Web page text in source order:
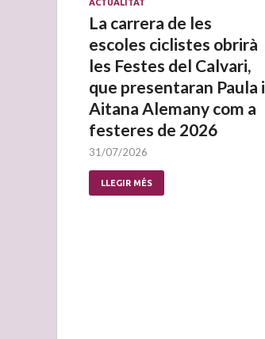
ACTUALITAT
La carrera de les
escoles ciclistes obrirà
les Festes del Calvari,
que presentaran Paula i
Aitana Alemany com a
festeres de 2026
31/07/2026
LLEGIR MÉS